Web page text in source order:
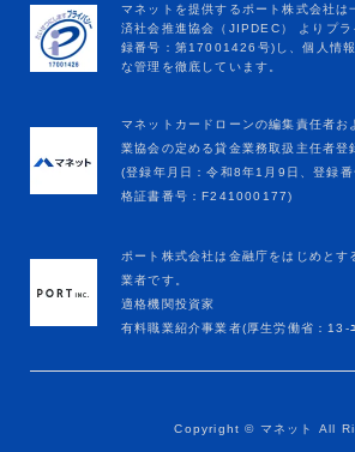
マネットカードローンの編集責任者お
業協会の定める貸金業務取扱主任者登
(登録年月日：令和8年1月9日、登録
格証書番号：F241000177)
ポート株式会社は金融庁をはじめとす
業者です。
適格機関投資家
有料職業紹介事業者(厚生労働省：